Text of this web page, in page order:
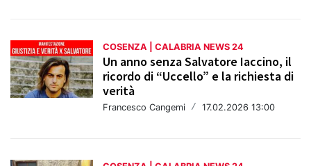
COSENZA | CALABRIA NEWS 24
Un anno senza Salvatore Iaccino, il
ricordo di “Uccello” e la richiesta di
verità
Francesco Cangemi / 17.02.2026 13:00